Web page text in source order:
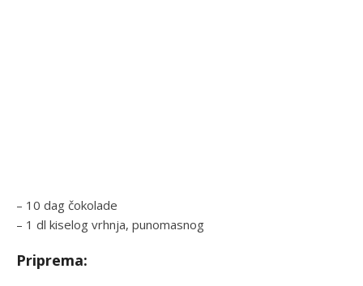
– 10 dag čokolade
– 1 dl kiselog vrhnja, punomasnog
Priprema: